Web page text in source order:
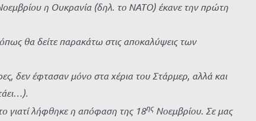
η Ουκρανία (δηλ. το ΝΑΤΟ) έκανε την πρώτη
θα δείτε παρακάτω στις αποκαλύψεις των
δεν έφτασαν μόνο στα χέρια του Στάρμερ, αλλά και
γιατί λήφθηκε η απόφαση της 18ηςΝοεμβρίου. Σε μας